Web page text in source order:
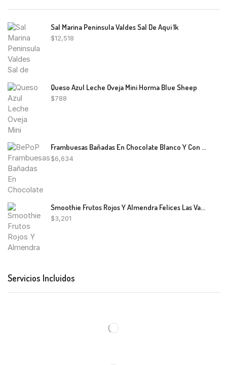
Sal Marina Peninsula Valdes Sal De Aqui 1k
$12,518
Queso Azul Leche Oveja Mini Horma Blue Sheep
$788
Frambuesas Bañadas En Chocolate Blanco Y Con Leche BePoP 150g
$6,634
Smoothie Frutos Rojos Y Almendra Felices Las Vacas 500ml
$3,201
Servicios Incluidos